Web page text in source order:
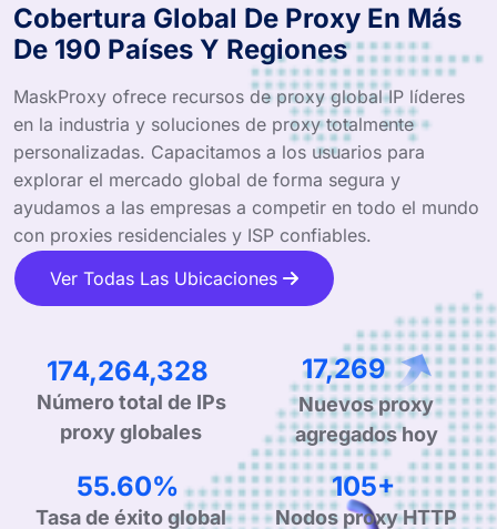
Cobertura Global De Proxy En Más
De 190 Países Y Regiones
MaskProxy ofrece recursos de proxy global IP líderes
en la industria y soluciones de proxy totalmente
personalizadas. Capacitamos a los usuarios para
explorar el mercado global de forma segura y
ayudamos a las empresas a competir en todo el mundo
con proxies residenciales y ISP confiables.
Ver Todas Las Ubicaciones
310,552,520
Número total de IPs
proxy globales
31,029
Nuevos proxy
agregados hoy
99.90%
Tasa de éxito global
190+
Nodos proxy HTTP